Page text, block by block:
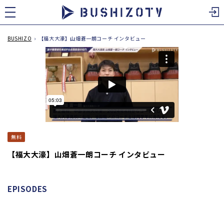
に
進
BUSHIZO › 【福大大濠】山畑蒼一朗コーチ インタビュー
無料
【福大大濠】山畑蒼一朗コーチ インタビュー
EPISODES